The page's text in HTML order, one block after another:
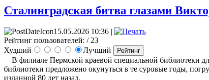
Сталинградская битва глазами
15.05.2026 10:36 |
Рейтинг пользователей: / 23
Худший
Лучший
В филиале Пермской краевой специальной библиотеки
библиотеки предложено окунуться в те суровые годы,
изданной 80 лет назад.